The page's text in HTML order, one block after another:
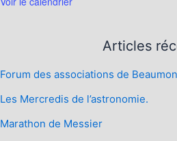
Articles
Forum des associations de
Les Mercredis de l’astronomie.
Marathon de Messier